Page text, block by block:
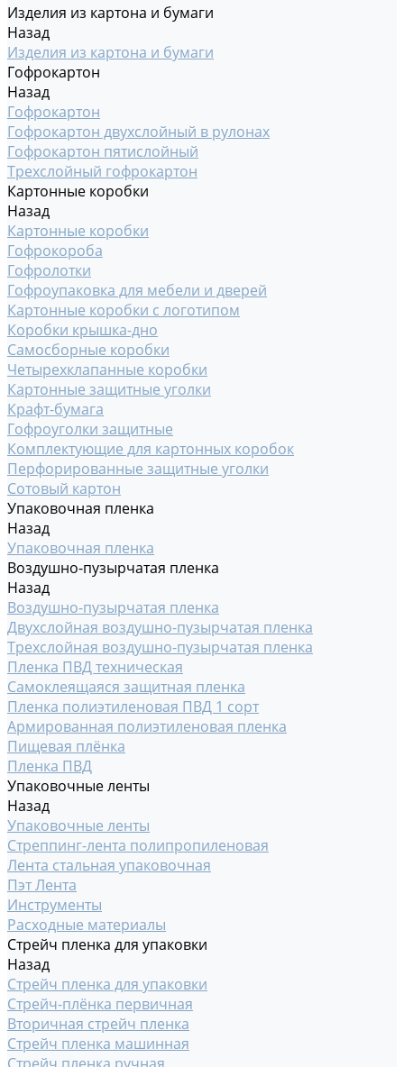
Изделия из картона и бумаги
Назад
Изделия из картона и бумаги
Гофрокартон
Назад
Гофрокартон
Гофрокартон двухслойный в рулонах
Гофрокартон пятислойный
Трехслойный гофрокартон
Картонные коробки
Назад
Картонные коробки
Гофрокороба
Гофролотки
Гофроупаковка для мебели и дверей
Картонные коробки с логотипом
Коробки крышка-дно
Самосборные коробки
Четырехклапанные коробки
Картонные защитные уголки
Крафт-бумага
Гофроуголки защитные
Комплектующие для картонных коробок
Перфорированные защитные уголки
Сотовый картон
Упаковочная пленка
Назад
Упаковочная пленка
Воздушно-пузырчатая пленка
Назад
Воздушно-пузырчатая пленка
Двухслойная воздушно-пузырчатая пленка
Трехслойная воздушно-пузырчатая пленка
Пленка ПВД техническая
Самоклеящаяся защитная пленка
Пленка полиэтиленовая ПВД 1 сорт
Армированная полиэтиленовая пленка
Пищевая плёнка
Пленка ПВД
Упаковочные ленты
Назад
Упаковочные ленты
Стреппинг-лента полипропиленовая
Лента стальная упаковочная
Пэт Лента
Инструменты
Расходные материалы
Стрейч пленка для упаковки
Назад
Стрейч пленка для упаковки
Стрейч-плёнка первичная
Вторичная стрейч пленка
Стрейч пленка машинная